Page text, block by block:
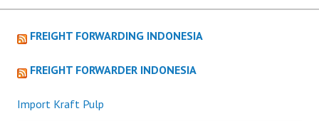
FREIGHT FORWARDING INDONESIA
FREIGHT FORWARDER INDONESIA
Import Kraft Pulp